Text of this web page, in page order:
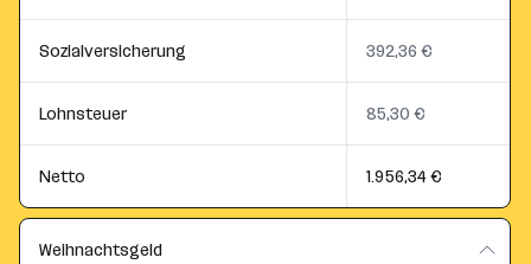
Sozialversicherung 392,36 €
Lohnsteuer 85,30 €
Netto 1.956,34 €
Weihnachtsgeld